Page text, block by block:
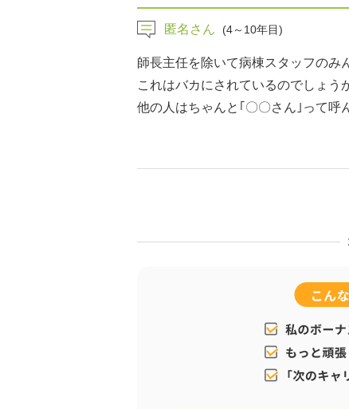
匿名さん (4～10年目)
師長主任を除いて病棟スタッフのみ
これはバカにされているのでしょう
他の人はちゃんと｢〇〇さん｣って呼